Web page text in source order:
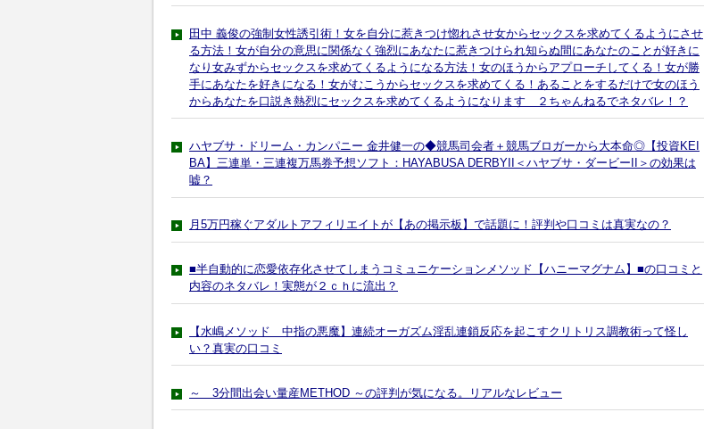
田中 義俊の強制女性誘引術！女を自分に惹きつけ惚れさせ女からセックスを求めてくるようにさせ
る方法！女が自分の意思に関係なく強烈にあなたに惹きつけられ知らぬ間にあなたのことが好きに
なり女みずからセックスを求めてくるようになる方法！女のほうからアプローチしてくる！女が勝
手にあなたを好きになる！女がむこうからセックスを求めてくる！あることをするだけで女のほう
からあなたを口説き熱烈にセックスを求めてくるようになります ２ちゃんねるでネタバレ！？
ハヤブサ・ドリーム・カンパニー 金井健一の◆競馬司会者＋競馬ブロガーから大本命◎【投資KEI
BA】三連単・三連複万馬券予想ソフト：HAYABUSA DERBYII＜ハヤブサ・ダービーII＞の効果は
嘘？
月5万円稼ぐアダルトアフィリエイトが【あの掲示板】で話題に！評判や口コミは真実なの？
■半自動的に恋愛依存化させてしまうコミュニケーションメソッド【ハニーマグナム】■の口コミと
内容のネタバレ！実態が２ｃｈに流出？
【水嶋メソッド 中指の悪魔】連続オーガズム淫乱連鎖反応を起こすクリトリス調教術って怪し
い？真実の口コミ
～ 3分間出会い量産METHOD ～の評判が気になる。リアルなレビュー